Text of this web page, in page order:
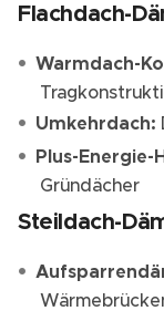
Flachdach-
Warmdach-
Umkehrdach:
Plus-Energie-
Gründächer
Steildach-